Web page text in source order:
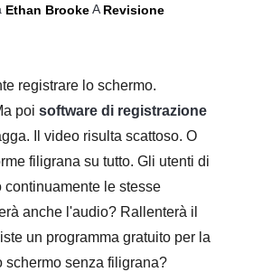
Ethan BrookeA Revisione
registrare lo schermo.
poi software di registrazione
Il video risulta scattoso. O
filigrana su tutto. Gli utenti di
continuamente le stesse
anche l'audio? Rallenterà il
un programma gratuito per la
schermo senza filigrana?